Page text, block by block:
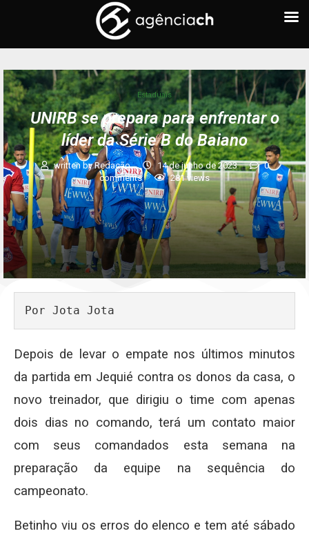
Estaduais
UNIRB se prepara para enfrentar o
líder da Série B do Baiano
written byRedação 14 de junho de 2023
0
comments
281views
Por Jota Jota
Depois de levar o empate nos últimos minutos
da partida em Jequié contra os donos da casa, o
novo treinador, que dirigiu o time com apenas
dois dias no comando, terá um contato maior
com seus comandados esta semana na
preparação da equipe na sequência do
campeonato.
Betinho viu os erros do elenco e tem até sábado